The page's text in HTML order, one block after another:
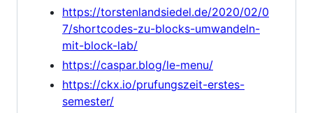
https://torstenlandsiedel.de/2020/02/0
7/shortcodes-zu-blocks-umwandeln-
mit-block-lab/
https://caspar.blog/le-menu/
https://ckx.io/prufungszeit-erstes-
semester/